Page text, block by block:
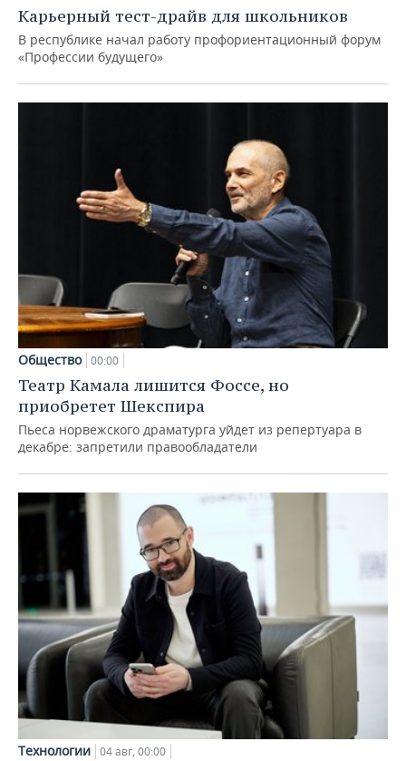
Карьерный тест-драйв для школьников
В республике начал работу профориентационный форум
«Профессии будущего»
Общество 00:00
Театр Камала лишится Фоссе, но
приобретет Шекспира
Пьеса норвежского драматурга уйдет из репертуара в
декабре: запретили правообладатели
Технологии 04 авг, 00:00